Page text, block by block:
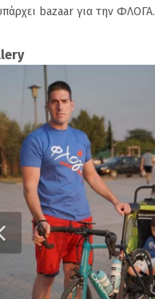
bazaar για την ΦΛΟΓΑ.